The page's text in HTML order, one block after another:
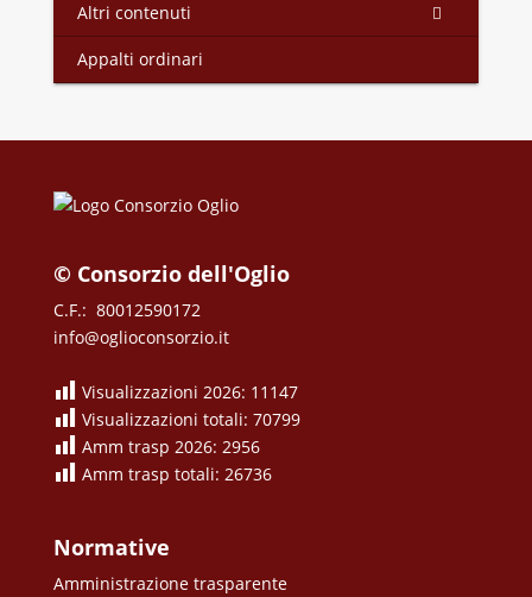
Altri contenuti
Appalti ordinari
© Consorzio dell'Oglio
C.F.: 80012590172
info@oglioconsorzio.it
Visualizzazioni 2026: 11147
Visualizzazioni totali: 70799
Amm trasp 2026: 2956
Amm trasp totali: 26736
Normative
Amministrazione trasparente